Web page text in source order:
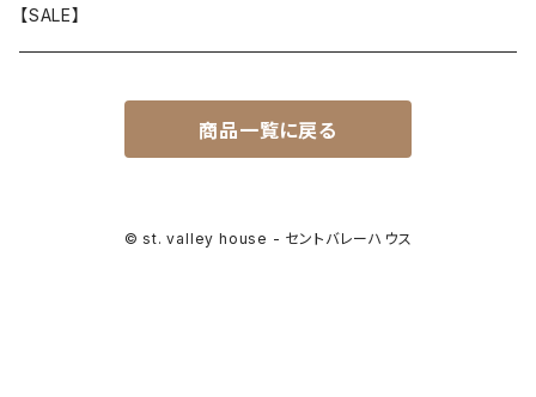
T-SHIRT
迷迭香
Akihiro Wood Works
WEAR
【SALE】
商品一覧に戻る
© st. valley house - セントバレーハウス